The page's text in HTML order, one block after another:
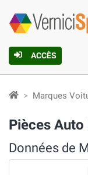
ACCÈS
Marques
Pièces
Données de